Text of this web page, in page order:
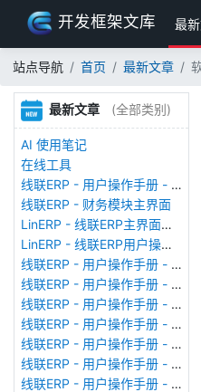
开发框架文库 最
站点导航 首页 最新文章
最新文章 (全部类别)
AI 使用笔记
在线工具
线联ERP - 用户操作手册 - 存货期初
线联ERP - 财务模块主界面
LinERP - 线联ERP主界面（HOME）
LinERP - 线联ERP用户操作手册 - 系统登陆
线联ERP - 用户操作手册 - 查看在线用户
线联ERP - 用户操作手册 - 数据备份
线联ERP - 用户操作手册 - 工厂管理
线联ERP - 用户操作手册 - 帐套管理
线联ERP - 用户操作手册 - 语种设置
线联ERP - 用户操作手册 - 国际化多语言
线联ERP - 用户操作手册 - 报表管理